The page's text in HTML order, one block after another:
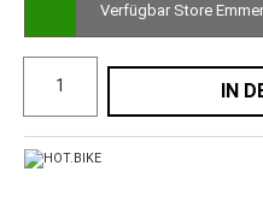
Verfügbar Store
IN